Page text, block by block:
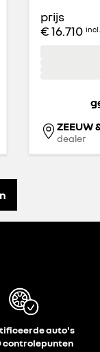
prijs
€ 16.710
ZEEUW
dealer
auto's
controlepunten